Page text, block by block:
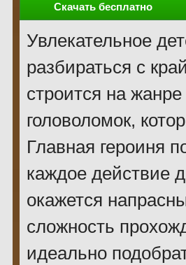
Скачать бесплатно
Увлекательное
разбираться с
строится на
головоломок,
Главная героиня
каждое действие
окажется
сложность
идеально